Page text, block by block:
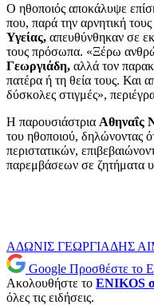
Ο ηθοποιός αποκάλυψε
που, παρά την αρνητική
Υγείας, απευθύνθηκαν σε
τους πρόσωπα. «Ξέρω
Γεωργιάδη, αλλά τον
πατέρα ή τη θεία τους. Και
δύσκολες στιγμές»,
Η παρουσιάστρια Αθηναΐς
του ηθοποιού, δηλώνοντας
περιστατικών,
παρεμβάσεων σε ζητήματα
ΑΔΩΝΙΣ ΓΕΩΡΓΙΑΔΗΣ
Google Προσθέστε το
Ακολουθήστε το ENIKOS
όλες τις ειδήσεις.